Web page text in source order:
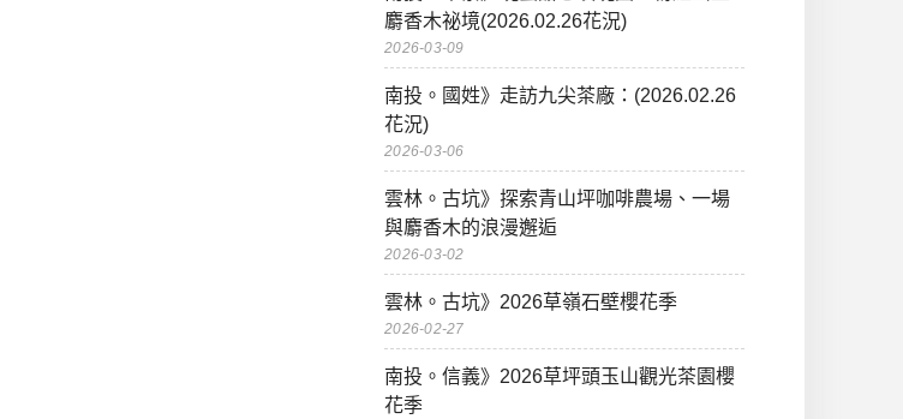
麝香木祕境(2026.02.26花況)
2026-03-09
南投。國姓》走訪九尖茶廠：(2026.02.26
花況)
2026-03-06
雲林。古坑》探索青山坪咖啡農場、一場
與麝香木的浪漫邂逅
2026-03-02
雲林。古坑》2026草嶺石壁櫻花季
2026-02-27
南投。信義》2026草坪頭玉山觀光茶園櫻
花季